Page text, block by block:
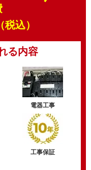
税込）
る内容
電器工事
工事保証